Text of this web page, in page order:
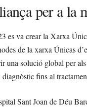
per a la
es va crear la Xarxa
de la xarxa Únicas
una solució global per
fins al
Sant Joan de Déu